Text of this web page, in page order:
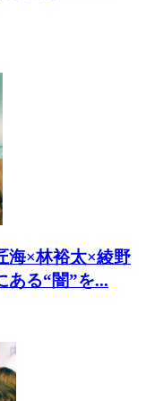
海×林裕太×綾野
ある“闇”を...